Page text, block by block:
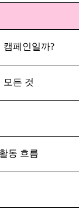
캠페인일까?
모든 것
동 흐름